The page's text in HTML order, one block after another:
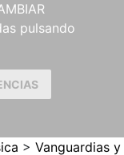
pulsando
> Vanguardias y